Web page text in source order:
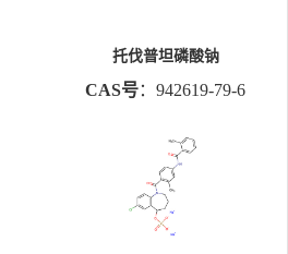
托伐普坦磷酸钠
CAS号：942619-79-6